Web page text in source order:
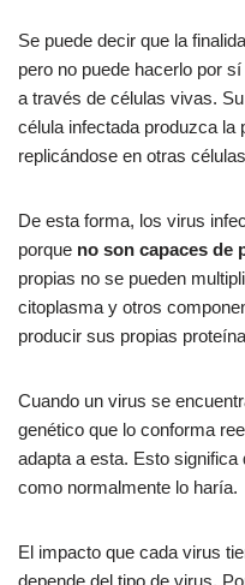
Se puede decir que la
pero no puede hacerlo por
a través de células vivas.
célula infectada produzca la
replicándose en otras
De esta forma, los virus
porque no son capaces de
propias no se pueden
citoplasma y otros
producir sus propias
Cuando un virus se
genético que lo conforma
adapta a esta. Esto significa
como normalmente lo haría.
El impacto que cada virus
depende del tipo de virus.